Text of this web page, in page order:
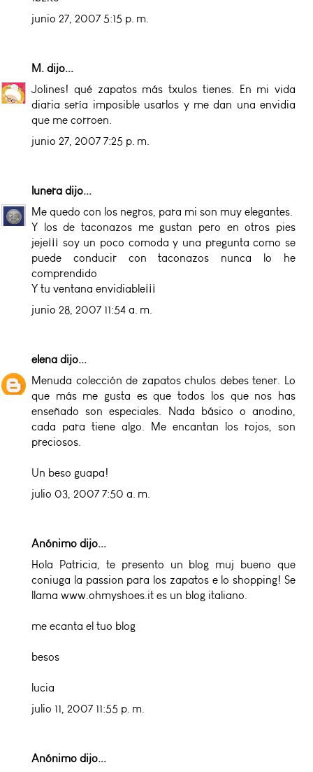
junio 27, 2007 5:15 p. m.
M. dijo...
Jolines! qué zapatos más txulos tienes. En mi vida
diaria sería imposible usarlos y me dan una envidia
que me corroen.
junio 27, 2007 7:25 p. m.
lunera dijo...
Me quedo con los negros, para mi son muy elegantes.
Y los de taconazos me gustan pero en otros pies
jeje¡¡¡ soy un poco comoda y una pregunta como se
puede conducir con taconazos nunca lo he
comprendido
Y tu ventana envidiable¡¡¡
junio 28, 2007 11:54 a. m.
elena dijo...
Menuda colección de zapatos chulos debes tener. Lo
que más me gusta es que todos los que nos has
enseñado son especiales. Nada básico o anodino,
cada para tiene algo. Me encantan los rojos, son
preciosos.
Un beso guapa!
julio 03, 2007 7:50 a. m.
Anónimo dijo...
Hola Patricia, te presento un blog muj bueno que
coniuga la passion para los zapatos e lo shopping! Se
llama www.ohmyshoes.it es un blog italiano.
me ecanta el tuo blog
besos
lucia
julio 11, 2007 11:55 p. m.
Anónimo dijo...